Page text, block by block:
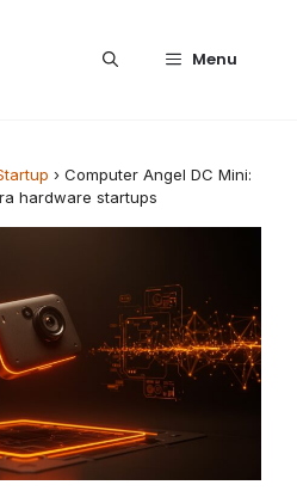
Menu
› Computer Angel DC Mini:
hardware startups